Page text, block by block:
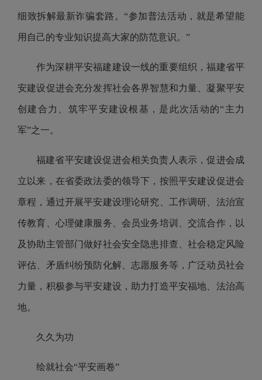
细致拆解最新诈骗套路。“参加普法活动，就是希望能
用自己的专业知识提高大家的防范意识。”
作为深耕平安福建建设一线的重要组织，福建省平
安建设促进会充分发挥社会各界智慧和力量、凝聚平安
创建合力、筑牢平安建设根基，是此次活动的“主力
军”之一。
福建省平安建设促进会相关负责人表示，促进会成
立以来，在省委政法委的领导下，按照平安建设促进会
章程，通过开展平安建设理论研究、工作调研、法治宣
传教育、心理健康服务、会员业务培训、交流合作，以
及协助主管部门做好社会安全隐患排查、社会稳定风险
评估、矛盾纠纷预防化解、志愿服务等，广泛动员社会
力量，积极参与平安建设，助力打造平安福地、法治高
地。
久久为功
绘就社会“平安画卷”